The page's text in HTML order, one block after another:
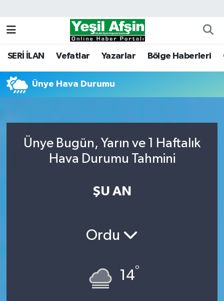
SERİ İLAN Vefatlar Yazarlar Bölge Haberleri
Ünye Hava Durumu
Ünye Bugün, Yarın ve 1 Haftalık
Hava Durumu Tahmini
ŞU AN
Ordu
14°
Kahramanmaraş Nöbetçi Eczaneler
Kahramanmaraş Namaz Vakitleri
Süper Lig Puan Durumu ve Fikstür
Tüm Manşetler
Son Dakika Haberleri